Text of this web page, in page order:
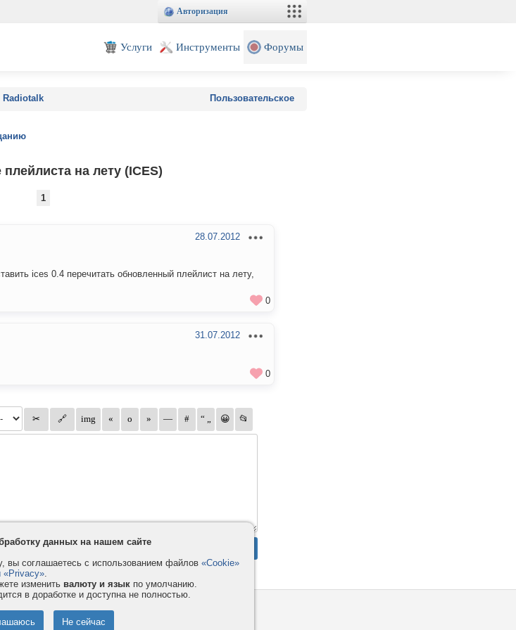
Авторизация
Услуги Инструменты Форумы
Radiotalk Пользовательское
на лету (ICES)
1
28.07.2012
ices 0.4 перечитать обновленный плейлист на лету,
0
31.07.2012
0
Как оплатить
данных на нашем сайте
вы соглашаетесь с использованием файлов «Cookie»
«Privacy».
изменить валюту и язык по умолчанию.
в доработке и доступна не полностью.